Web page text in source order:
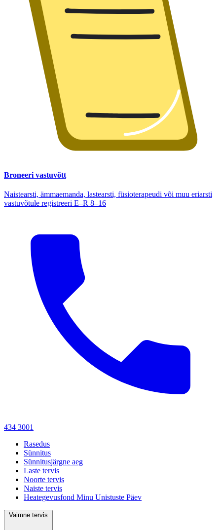
Broneeri vastuvõtt
Naistearsti, ämmaemanda, lastearsti, füsioterapeudi või muu eriarsti
vastuvõtule registreeri E–R 8–16
434 3001
Rasedus
Sünnitus
Sünnitusjärgne aeg
Laste tervis
Noorte tervis
Naiste tervis
Heategevusfond Minu Unistuste Päev
Vaimne tervis